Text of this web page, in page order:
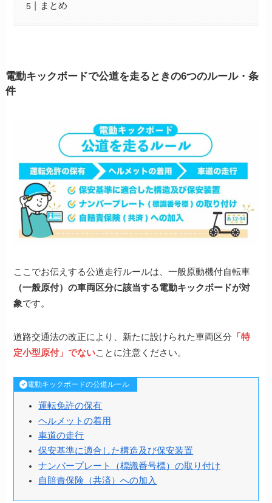
まとめ
電動キックボードで公道を走るときの6つのルール・条
件
ここでお伝えする公道走行ルールは、一般原動機付自転車
（一般原付）の車両区分に該当する電動キックボードが対
象です。
道路交通法の改正により、新たに設けられた車両区分 「特
定小型原付」でないことに注意ください。
電動キックボードの公道ルール
運転免許の保有
ヘルメットの着用
車道の走行
保安基準に適合した構造及び保安装置
ナンバープレート（標識番号標）の取り付け
自賠責保険（共済）への加入